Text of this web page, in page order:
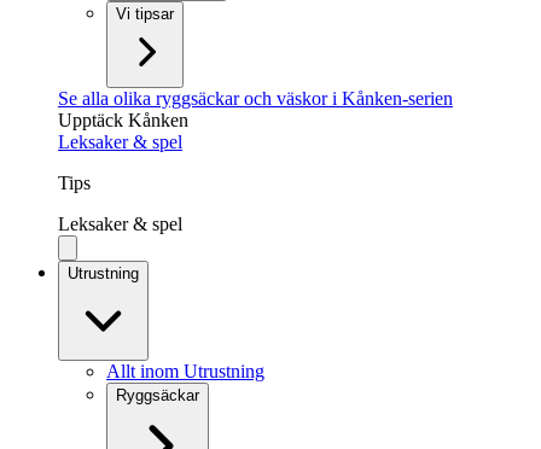
Vi tipsar
Se alla olika ryggsäckar och väskor i Kånken-serien
Upptäck Kånken
Leksaker & spel
Tips
Leksaker & spel
Utrustning
Allt inom Utrustning
Ryggsäckar